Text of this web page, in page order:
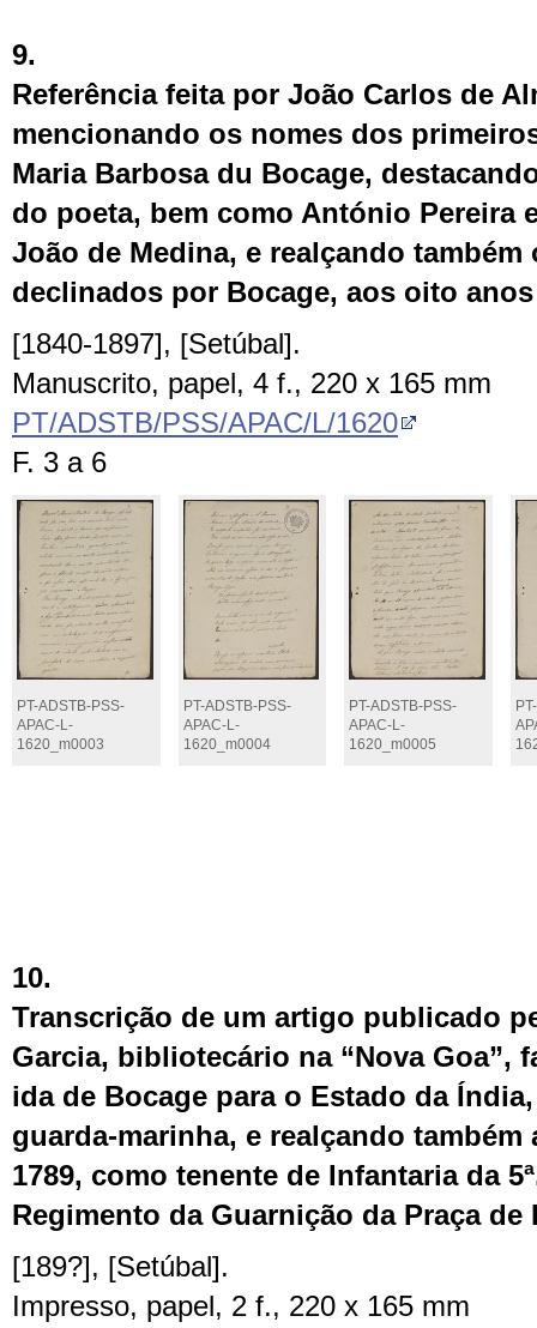
9.
Referência feita por João Carlos de
mencionando os nomes dos
Maria Barbosa du Bocage,
do poeta, bem como António Pereira
João de Medina, e realçando
declinados por Bocage, aos oito
[1840-1897], [Setúbal].
Manuscrito, papel, 4 f., 220 x 165 mm
PT/ADSTB/PSS/APAC/L/1620
F. 3 a 6
PT-ADSTB-PSS-
APAC-L-
1620_m0003
PT-ADSTB-PSS-
APAC-L-
1620_m0004
PT-ADSTB-PSS-
APAC-L-
1620_m0005
10.
Transcrição de um artigo publicado
Garcia, bibliotecário na “Nova Goa”,
ida de Bocage para o Estado da
guarda-marinha, e realçando também
1789, como tenente de Infantaria da
Regimento da Guarnição da Praça de
[189?], [Setúbal].
Impresso, papel, 2 f., 220 x 165 mm